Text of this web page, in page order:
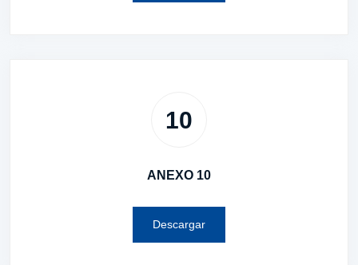
10
ANEXO 10
Descargar